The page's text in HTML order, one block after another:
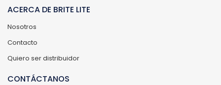
ACERCA DE BRITE LITE
Nosotros
Contacto
Quiero ser distribuidor
CONTÁCTANOS